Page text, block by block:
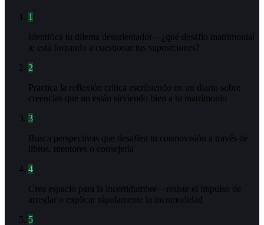
1
Identifica tu dilema desorientador—¿qué desafío matrimonial
te está forzando a cuestionar tus suposiciones?
2
Practica la reflexión crítica escribiendo en un diario sobre
creencias que no están sirviendo bien a tu matrimonio
3
Busca perspectivas que desafíen tu cosmovisión a través de
libros, mentores o consejería
4
Crea espacio para la incertidumbre—resiste el impulso de
arreglar o explicar rápidamente la incomodidad
5